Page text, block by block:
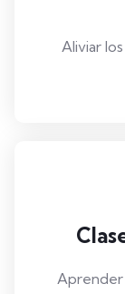
Aliviar
Aprender